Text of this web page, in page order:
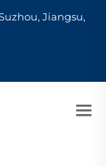
Jiangsu,